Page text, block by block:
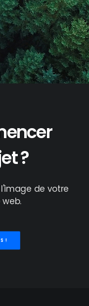
?
l'image de votre
web.
!